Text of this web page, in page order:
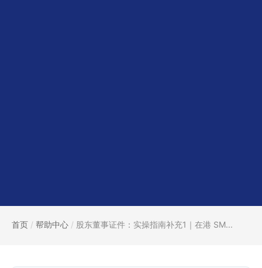
首页 / 帮助中心 / 股东董事证件：实操指南补充1｜在港 SM...